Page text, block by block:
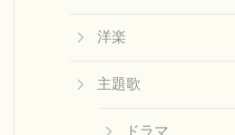
洋楽
主題歌
ドラマ